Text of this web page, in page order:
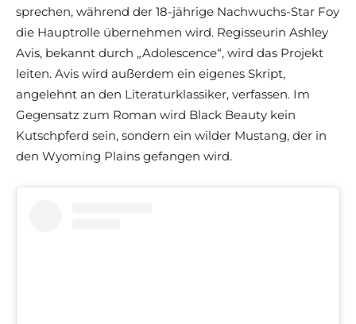
sprechen, während der 18-jährige Nachwuchs-Star Foy
die Hauptrolle übernehmen wird. Regisseurin Ashley
Avis, bekannt durch „Adolescence“, wird das Projekt
leiten. Avis wird außerdem ein eigenes Skript,
angelehnt an den Literaturklassiker, verfassen. Im
Gegensatz zum Roman wird Black Beauty kein
Kutschpferd sein, sondern ein wilder Mustang, der in
den Wyoming Plains gefangen wird.